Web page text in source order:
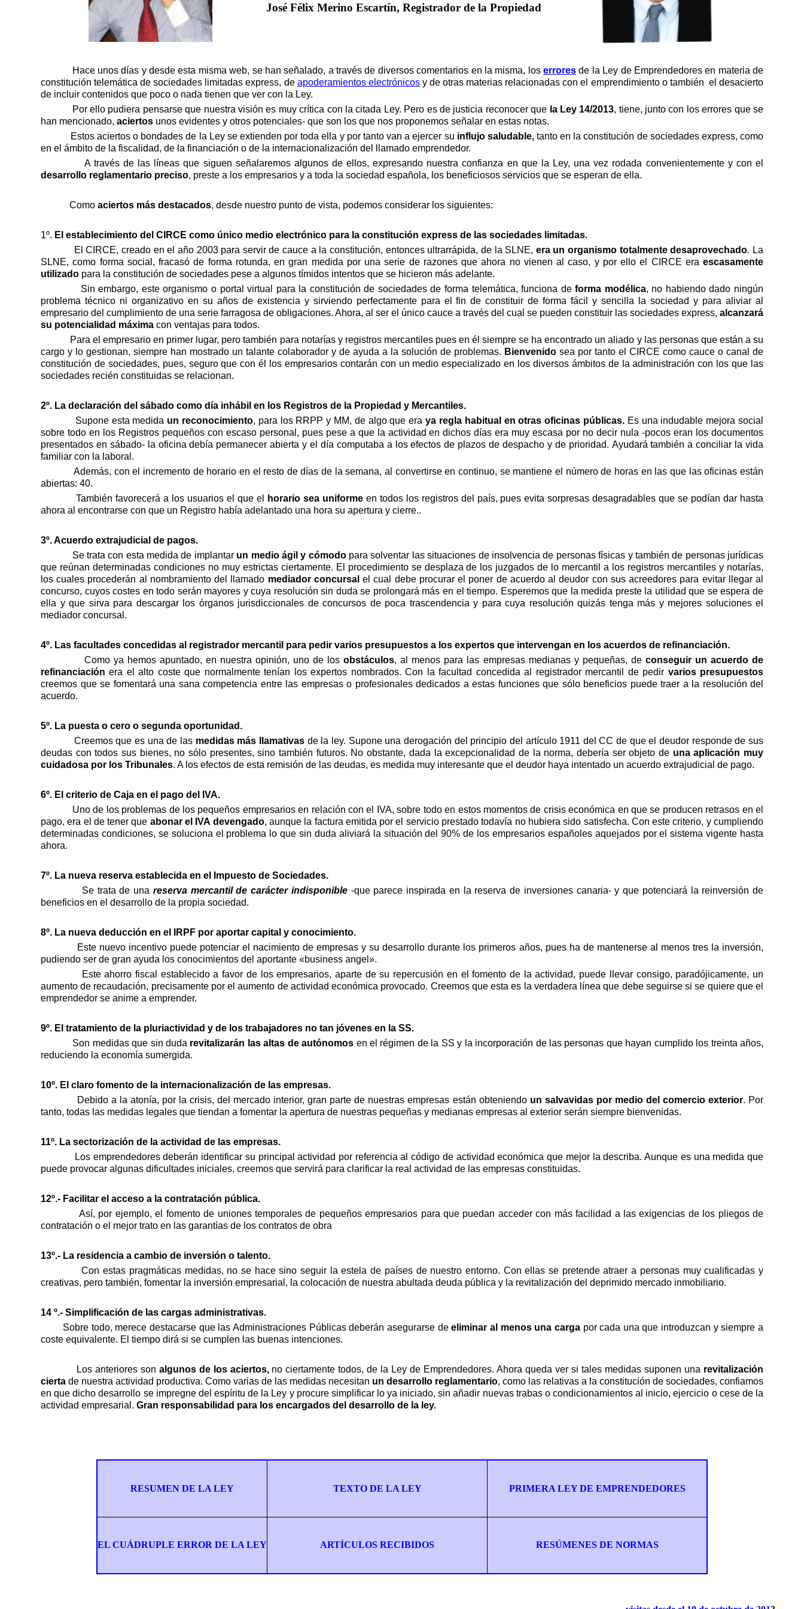
José Félix Merino Escartín, Registrador de la Propiedad
Hace unos días y desde esta misma web, se han señalado, a través de diversos comentarios en la misma, los errores de la Ley de Emprendedores en materia de
constitución telemática de sociedades limitadas express, de apoderamientos electrónicosy de otras materias relacionadas con el emprendimiento o también el desacierto
de incluir contenidos que poco o nada tienen que ver con la Ley.
Por ello pudiera pensarse que nuestra visión es muy crítica con la citada Ley. Pero es de justicia reconocer que a Ley 14/2013, tiene, junto con los errores que se
han mencionado, aciertos unos evidentes y otros potenciales- que son los que nos proponemos señalar en estas notas.
Estos aciertos o bondades de la Ley se extienden por toda ella y por tanto van a ejercer su influjo saludable,tanto en la constitución de sociedades express, como
en el ámbito de la fiscalidad, de la financiación o de la internacionalización del llamado emprendedor.
A través de las líneas que siguen señalaremos algunos de ellos, expresando nuestra confianza en que la Ley, una vez rodada convenientemente y con el
desarrollo reglamentario preciso, preste a los empresarios y a toda la sociedad española, los beneficiosos servicios que se esperan de ella.
Como aciertos más destacados, desde nuestro punto de vista, podemos considerar los siguientes:
1º. El establecimiento del CIRCE como único medio electrónico para la constitución express de las sociedades limitadas.
El CIRCE, creado en el año 2003 para servir de cauce a la constitución, entonces ultrarrápida, de la SLNE, era un organismo totalmente desaprovechado. La
SLNE, como forma social, fracasó de forma rotunda, en gran medida por una serie de razones que ahora no vienen al caso, y por ello el CIRCE era escasamente
utilizado para la constitución de sociedades pese a algunos tímidos intentos que se hicieron más adelante.
Sin embargo, este organismo o portal virtual para la constitución de sociedades de forma telemática, funciona deforma modélica, no habiendo dado ningún
problema técnico ni organizativo en su años de existencia y sirviendo perfectamente para el fin de constituir de forma fácil y sencilla la sociedad y para aliviar al
empresario del cumplimiento de una serie farragosa de obligaciones. Ahora, al ser el único cauce a través del cual se pueden constituir las sociedades express, alcanzará
su potencialidad máxima con ventajas para todos.
Para el empresario en primer lugar, pero también para notarías y registros mercantiles pues en él siempre se ha encontrado un aliado y las personas que están a su
cargo y lo gestionan, siempre han mostrado un talante colaborador y de ayuda a la solución de problemas. Bienvenido sea por tanto el CIRCE como cauce o canal de
constitución de sociedades, pues, seguro que con él los empresarios contarán con un medio especializado en los diversos ámbitos de la administración con los que las
sociedades recién constituidas se relacionan.
2º. La declaración del sábado como día inhábil en los Registros de la Propiedad y Mercantiles.
Supone esta medida un reconocimiento, para los RRPP y MM, de algo que eraya regla habitual en otras oficinas públicas.Es una indudable mejora social
sobre todo en los Registros pequeños con escaso personal, pues pese a que la actividad en dichos días era muy escasa por no decir nula -pocos eran los documentos
presentados en sábado- la oficina debía permanecer abierta y el día computaba a los efectos de plazos de despacho y de prioridad. Ayudará también a conciliar la vida
familiar con la laboral.
Además, con el incremento de horario en el resto de días de la semana, al convertirse en continuo, se mantiene el número de horas en las que las oficinas están
abiertas: 40.
También favorecerá a los usuarios el que el
horario sea uniformeen todos los registros del país, pues evita sorpresas desagradables que se podían dar hasta
ahora al encontrarse con que un Registro había adelantado una hora su apertura y cierre..
3º. Acuerdo extrajudicial de pagos.
Se trata con esta medida de implantar un medio ágil y cómodopara solventar las situaciones de insolvencia de personas físicas y también de personas jurídicas
que reúnan determinadas condiciones no muy estrictas ciertamente. El procedimiento se desplaza de los juzgados de lo mercantil a los registros mercantiles y notarías,
los cuales procederán al nombramiento del llamado mediador concursal el cual debe procurar el poner de acuerdo al deudor con sus acreedores para evitar llegar al
concurso, cuyos costes en todo serán mayores y cuya resolución sin duda se prolongará más en el tiempo. Esperemos que la medida preste la utilidad que se espera de
ella y que sirva para descargar los órganos jurisdiccionales de concursos de poca trascendencia y para cuya resolución quizás tenga más y mejores soluciones el
mediador concursal.
4º. Las facultades concedidas al registrador mercantil para pedir varios presupuestos a los expertos que intervengan en los acuerdos de refinanciación.
Como ya hemos apuntado, en nuestra opinión, uno de losobstáculos, al menos para las empresas medianas y pequeñas, de conseguir un acuerdo de
refinanciación era el alto coste que normalmente tenían los expertos nombrados. Con la facultad concedida al registrador mercantil de pedir varios presupuestos
creemos que se fomentará una sana competencia entre las empresas o profesionales dedicados a estas funciones que sólo beneficios puede traer a la resolución del
acuerdo.
5º. La puesta o cero o segunda oportunidad.
Creemos que es una de las medidas más llamativas de la ley. Supone una derogación del principio del artículo 1911 del CC de que el deudor responde de sus
deudas con todos sus bienes, no sólo presentes, sino también futuros. No obstante, dada la excepcionalidad de la norma, debería ser objeto de una aplicación muy
cuidadosa por los Tribunales. A los efectos de esta remisión de las deudas, es medida muy interesante que el deudor haya intentado un acuerdo extrajudicial de pago.
6º. El criterio de Caja en el pago del IVA.
Uno de los problemas de los pequeños empresarios en relación con el IVA, sobre todo en estos momentos de crisis económica en que se producen retrasos en el
pago, era el de tener que abonar el IVA devengado, aunque la factura emitida por el servicio prestado todavía no hubiera sido satisfecha. Con este criterio, y cumpliendo
determinadas condiciones, se soluciona el problema lo que sin duda aliviará la situación del 90% de los empresarios españoles aquejados por el sistema vigente hasta
ahora.
7º. La nueva reserva establecida en el Impuesto de Sociedades.
Se trata de una reserva mercantil de carácter indisponible-que parece inspirada en la reserva de inversiones canaria- y que potenciará la reinversión de
beneficios en el desarrollo de la propia sociedad.
8º. La nueva deducción en el IRPF por aportar capital y conocimiento.
Este nuevo incentivo puede potenciar el nacimiento de empresas y su desarrollo durante los primeros años, pues ha de mantenerse al menos tres la inversión,
pudiendo ser de gran ayuda los conocimientos del aportante «business angel ».
Este ahorro fiscal establecido a favor de los empresarios, aparte de su repercusión en el fomento de la actividad, puede llevar consigo, paradójicamente, un
aumento de recaudación, precisamente por el aumento de actividad económica provocado. Creemos que esta es la verdadera línea que debe seguirse si se quiere que el
emprendedor se anime a emprender.
9º. El tratamiento de la pluriactividad y de los trabajadores no tan jóvenes en la SS.
Son medidas que sin duda revitalizarán las altas de autónomos en el régimen de la SS y la incorporación de las personas que hayan cumplido los treinta años,
reduciendo la economía sumergida.
10º. El claro fomento de la internacionalización de las empresas.
Debido a la atonía, por la crisis, del mercado interior, gran parte de nuestras empresas están obteniendo un salvavidas por medio del comercio exterior. Por
tanto, todas las medidas legales que tiendan a fomentar la apertura de nuestras pequeñas y medianas empresas al exterior serán siempre bienvenidas.
11º. La sectorización de la actividad de las empresas.
Los emprendedores deberán identificar su principal actividad por referencia al código de actividad económica que mejor la describa. Aunque es una medida que
puede provocar algunas dificultades iniciales, creemos que servirá para clarificar la real actividad de las empresas constituidas.
12º.- Facilitar el acceso a la contratación pública.
Así, por ejemplo, el fomento de uniones temporales de pequeños empresarios para que puedan acceder con más facilidad a las exigencias de los pliegos de
contratación o el mejor trato en las garantías de los contratos de obra
13º.- La residencia a cambio de inversión o talento.
Con estas pragmáticas medidas, no se hace sino seguir la estela de países de nuestro entorno. Con ellas se pretende atraer a personas muy cualificadas y
creativas, pero también, fomentar la inversión empresarial, la colocación de nuestra abultada deuda pública y la revitalización del deprimido mercado inmobiliario.
14 º.- Simplificación de las cargas administrativas.
Sobre todo, merece destacarse que las Administraciones Públicas deberán asegurarse deeliminar al menos una cargapor cada una que introduzcan y siempre a
coste equivalente. El tiempo dirá si se cumplen las buenas intenciones.
Los anteriores son algunos de los aciertos, no ciertamente todos, de la Ley de Emprendedores. Ahora queda ver si tales medidas suponen una revitalización
cierta de nuestra actividad productiva. Como varias de las medidas necesitan un desarrollo reglamentario, como las relativas a la constitución de sociedades, confiamos
en que dicho desarrollo se impregne del espíritu de la Ley y procure simplificar lo ya iniciado, sin añadir nuevas trabas o condicionamientos al inicio, ejercicio o cese de la
actividad empresarial. Gran responsabilidad para los encargados del desarrollo de la ley.
RESUMEN DE LA LEY TEXTO DE LA LEY PRIMERA LEY DE EMPRENDEDORES
EL CUÁDRUPLE ERROR DE LA LEY ARTÍCULOS RECIBIDOS RESÚMENES DE NORMAS